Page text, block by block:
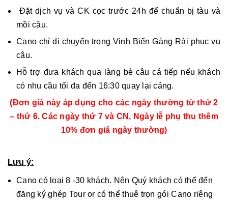
Đặt dịch vụ và CK cọc trước 24h để chuẩn bị tàu và
mồi câu.
Cano chỉ di chuyển trong Vịnh Biển Gàng Rái phục vụ
câu.
Hỗ trợ đưa khách qua làng bè câu cá tiếp nếu khách
có nhu cầu tối đa đến 16:30 quay lại cảng.
(Đơn giá này áp dụng cho các ngày thường từ thứ 2
– thứ 6. Các ngày thứ 7 và CN, Ngày lễ phụ thu thêm
10% đơn giá ngày thường)
Lưu ý:
Cano có loại 8 -30 khách. Nên Quý khách có thể đến
đăng ký ghép Tour or có thể thuê trọn gói Cano riêng